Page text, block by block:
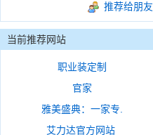
推荐给朋友
当前推荐网站
职业装定制
官家
雅美盛典：一家专.
艾力达官方网站